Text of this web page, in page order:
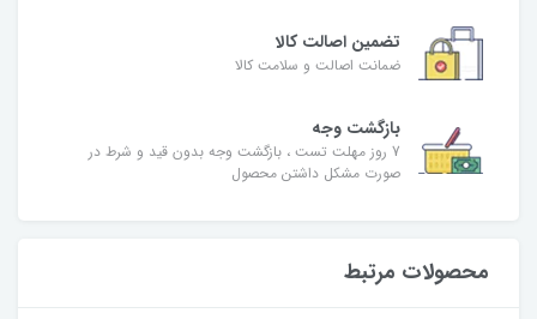
تضمین اصالت کالا
ضمانت اصالت و سلامت کالا
بازگشت وجه
7 روز مهلت تست ، بازگشت وجه بدون قید و شرط در
صورت مشکل داشتن محصول
محصولات مرتبط